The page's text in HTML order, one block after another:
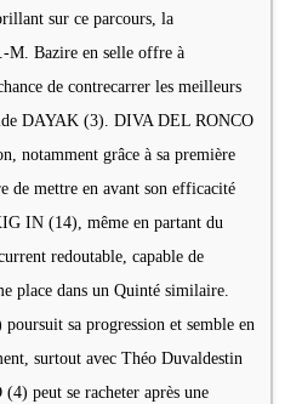
sur ce parcours, la
M. Bazire en selle offre à
de contrecarrer les meilleurs
DAYAK (3). DIVA DEL RONCO
notamment grâce à sa première
de mettre en avant son efficacité
IN (14), même en partant du
redoutable, capable de
place dans un Quinté similaire.
sa progression et semble en
surtout avec Théo Duvaldestin
peut se racheter après une